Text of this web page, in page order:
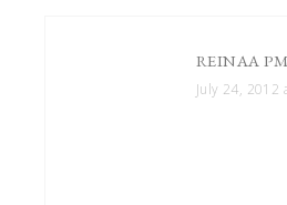
REINAA
July 24, 2012